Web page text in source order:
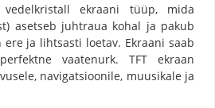
vedelkristall ekraani tüüp, mida
asetseb juhtraua kohal ja pakub
ja lihtsasti loetav. Ekraani saab
vaatenurk. TFT ekraan
navigatsioonile, muusikale ja